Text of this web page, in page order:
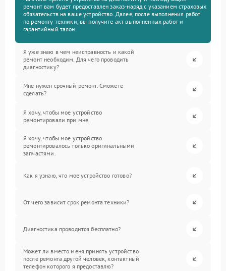
ремонт вам будет предоставлен заказ-наряд с указанием страховых
обязательств на ваше устройство. Далее, после выполнения работ
по ремонту техники, вы получите акт выполненных работ и
гарантийный талон.
Я уже знаю в чем неисправность и какой
ремонт необходим. Для чего проводить
диагностику?
Мне нужен срочный ремонт. Сможете
сделать?
Я хочу, чтобы мое устройство
ремонтировали при мне.
Я хочу, чтобы мое устройство
ремонтировалось только оригинальными
запчастями.
Как я узнаю, что мое устройство готово?
От чего зависит срок ремонта техники?
Диагностика проводится бесплатно?
Может ли вместо меня принять устройство
после ремонта другой человек, контактный
телефон которого я предоставлю?